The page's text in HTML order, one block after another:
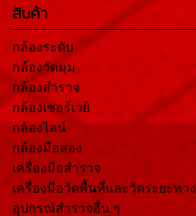
สินค้า
กล้องระดับ
กล้องวัดมุม
กล้องสำรวจ
กล้องเซอร์เวย์
กล้องไลน์
กล้องมือสอง
เครื่องมือสำรวจ
เครื่องมือวัดพื้นที่และวัดระยะทาง
อุปกรณ์สำรวจอื่น ๆ